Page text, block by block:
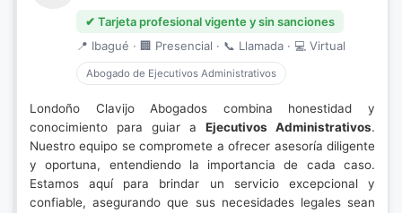
✔ Tarjeta profesional vigente y sin sanciones
📍 Ibagué · 🏢 Presencial · 📞 Llamada · 💻 Virtual
Abogado de Ejecutivos Administrativos
Londoño Clavijo Abogados combina honestidad y
conocimiento para guiar a Ejecutivos Administrativos.
Nuestro equipo se compromete a ofrecer asesoría diligente
y oportuna, entendiendo la importancia de cada caso.
Estamos aquí para brindar un servicio excepcional y
confiable, asegurando que sus necesidades legales sean